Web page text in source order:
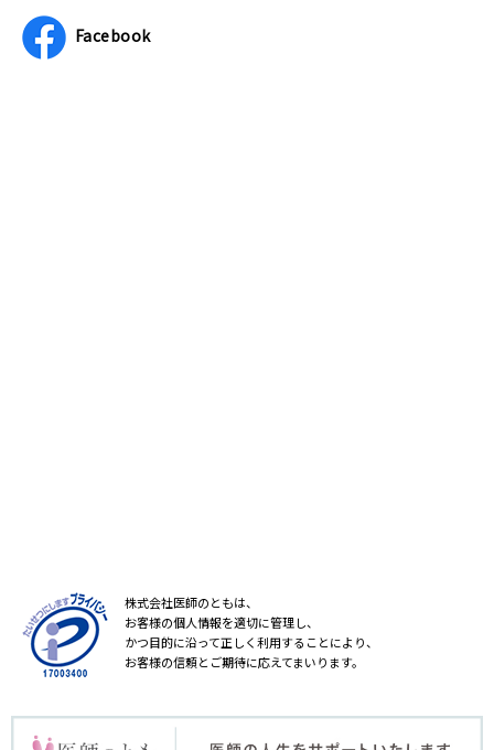
Facebook
株式会社医師のともは、
お客様の個人情報を適切に管理し、
かつ目的に沿って正しく利用することにより、
お客様の信頼とご期待に応えてまいります。